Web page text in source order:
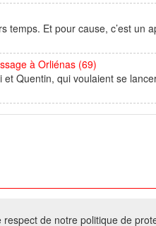
temps. Et pour cause, c’est un
à Orliénas (69)
Quentin, qui voulaient se
est interdite sans accord du
de notre politique de